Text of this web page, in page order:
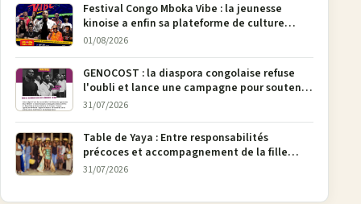
Festival Congo Mboka Vibe : la jeunesse
kinoise a enfin sa plateforme de culture
urbaine
01/08/2026
GENOCOST : la diaspora congolaise refuse
l'oubli et lance une campagne pour soutenir
la pétition FONAREV depuis Bruxelles
31/07/2026
Table de Yaya : Entre responsabilités
précoces et accompagnement de la fille
aînée, la diaspora en débat
31/07/2026